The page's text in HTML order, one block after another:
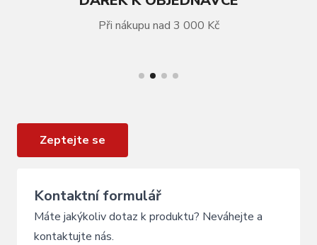
Při nákupu nad 3 000 Kč
Zeptejte se
Kontaktní formulář
Máte jakýkoliv dotaz k produktu? Neváhejte a
kontaktujte nás.